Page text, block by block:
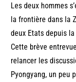
Les deux hommes
la frontière dans la
deux Etats depuis
Cette brève
relancer les
Pyongyang, un peu